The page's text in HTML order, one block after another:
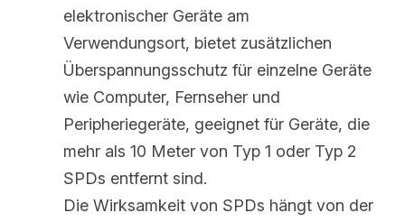
elektronischer Geräte am
Verwendungsort, bietet zusätzlichen
Überspannungsschutz für einzelne Geräte
wie Computer, Fernseher und
Peripheriegeräte, geeignet für Geräte, die
mehr als 10 Meter von Typ 1 oder Typ 2
SPDs entfernt sind.
Die Wirksamkeit von SPDs hängt von der